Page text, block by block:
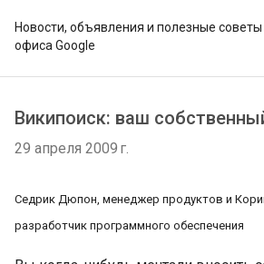
Новости, объявления и полезные советы
офиса Google
Википоиск: ваш
29 апреля 2009 г.
Седрик Дюпон, менеджер продуктов и
разработчик программного обеспечения